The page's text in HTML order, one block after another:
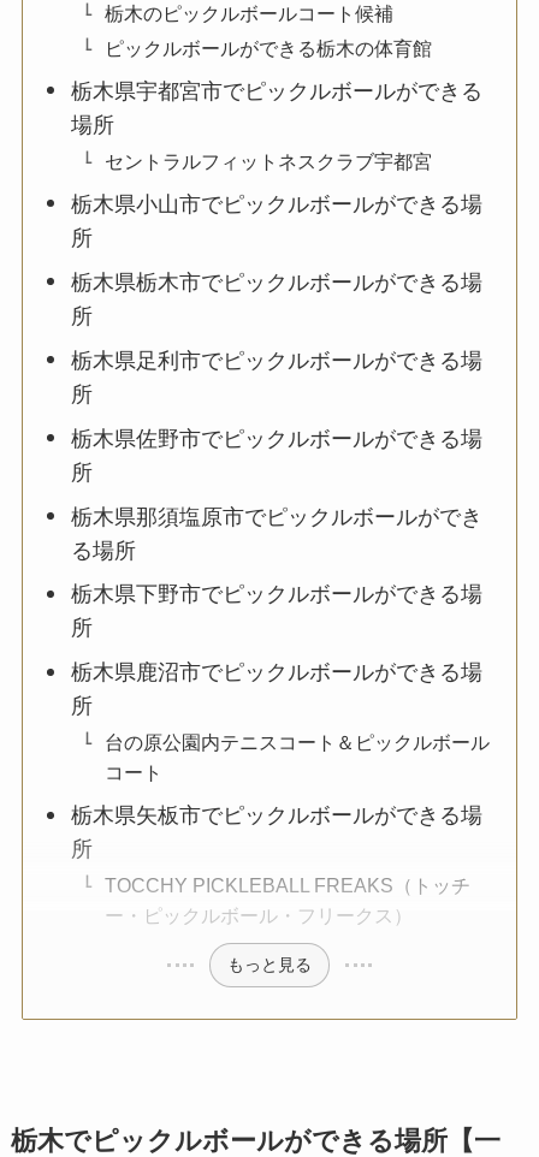
栃木のピックルボールコート候補
ピックルボールができる栃木の体育館
栃木県宇都宮市でピックルボールができる
場所
セントラルフィットネスクラブ宇都宮
栃木県小山市でピックルボールができる場
所
栃木県栃木市でピックルボールができる場
所
栃木県足利市でピックルボールができる場
所
栃木県佐野市でピックルボールができる場
所
栃木県那須塩原市でピックルボールができ
る場所
栃木県下野市でピックルボールができる場
所
栃木県鹿沼市でピックルボールができる場
所
台の原公園内テニスコート＆ピックルボール
コート
栃木県矢板市でピックルボールができる場
所
TOCCHY PICKLEBALL FREAKS（トッチ
ー・ピックルボール・フリークス）
もっと見る
栃木でピックルボールができる場所【一